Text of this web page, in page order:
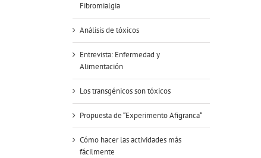
Fibromialgia
Análisis de tóxicos
Entrevista: Enfermedad y
Alimentación
Los transgénicos son tóxicos
Propuesta de “Experimento Afigranca“
Cómo hacer las actividades más
fácilmente